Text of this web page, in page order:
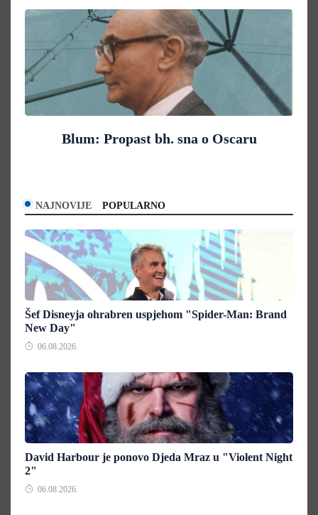
Blum: Propast bh. sna o Oscaru
NAJNOVIJE POPULARNO
Šef Disneyja ohrabren uspjehom "Spider-Man: Brand
New Day"
06.08.2026.
David Harbour je ponovo Djeda Mraz u "Violent Night
2"
06.08.2026.